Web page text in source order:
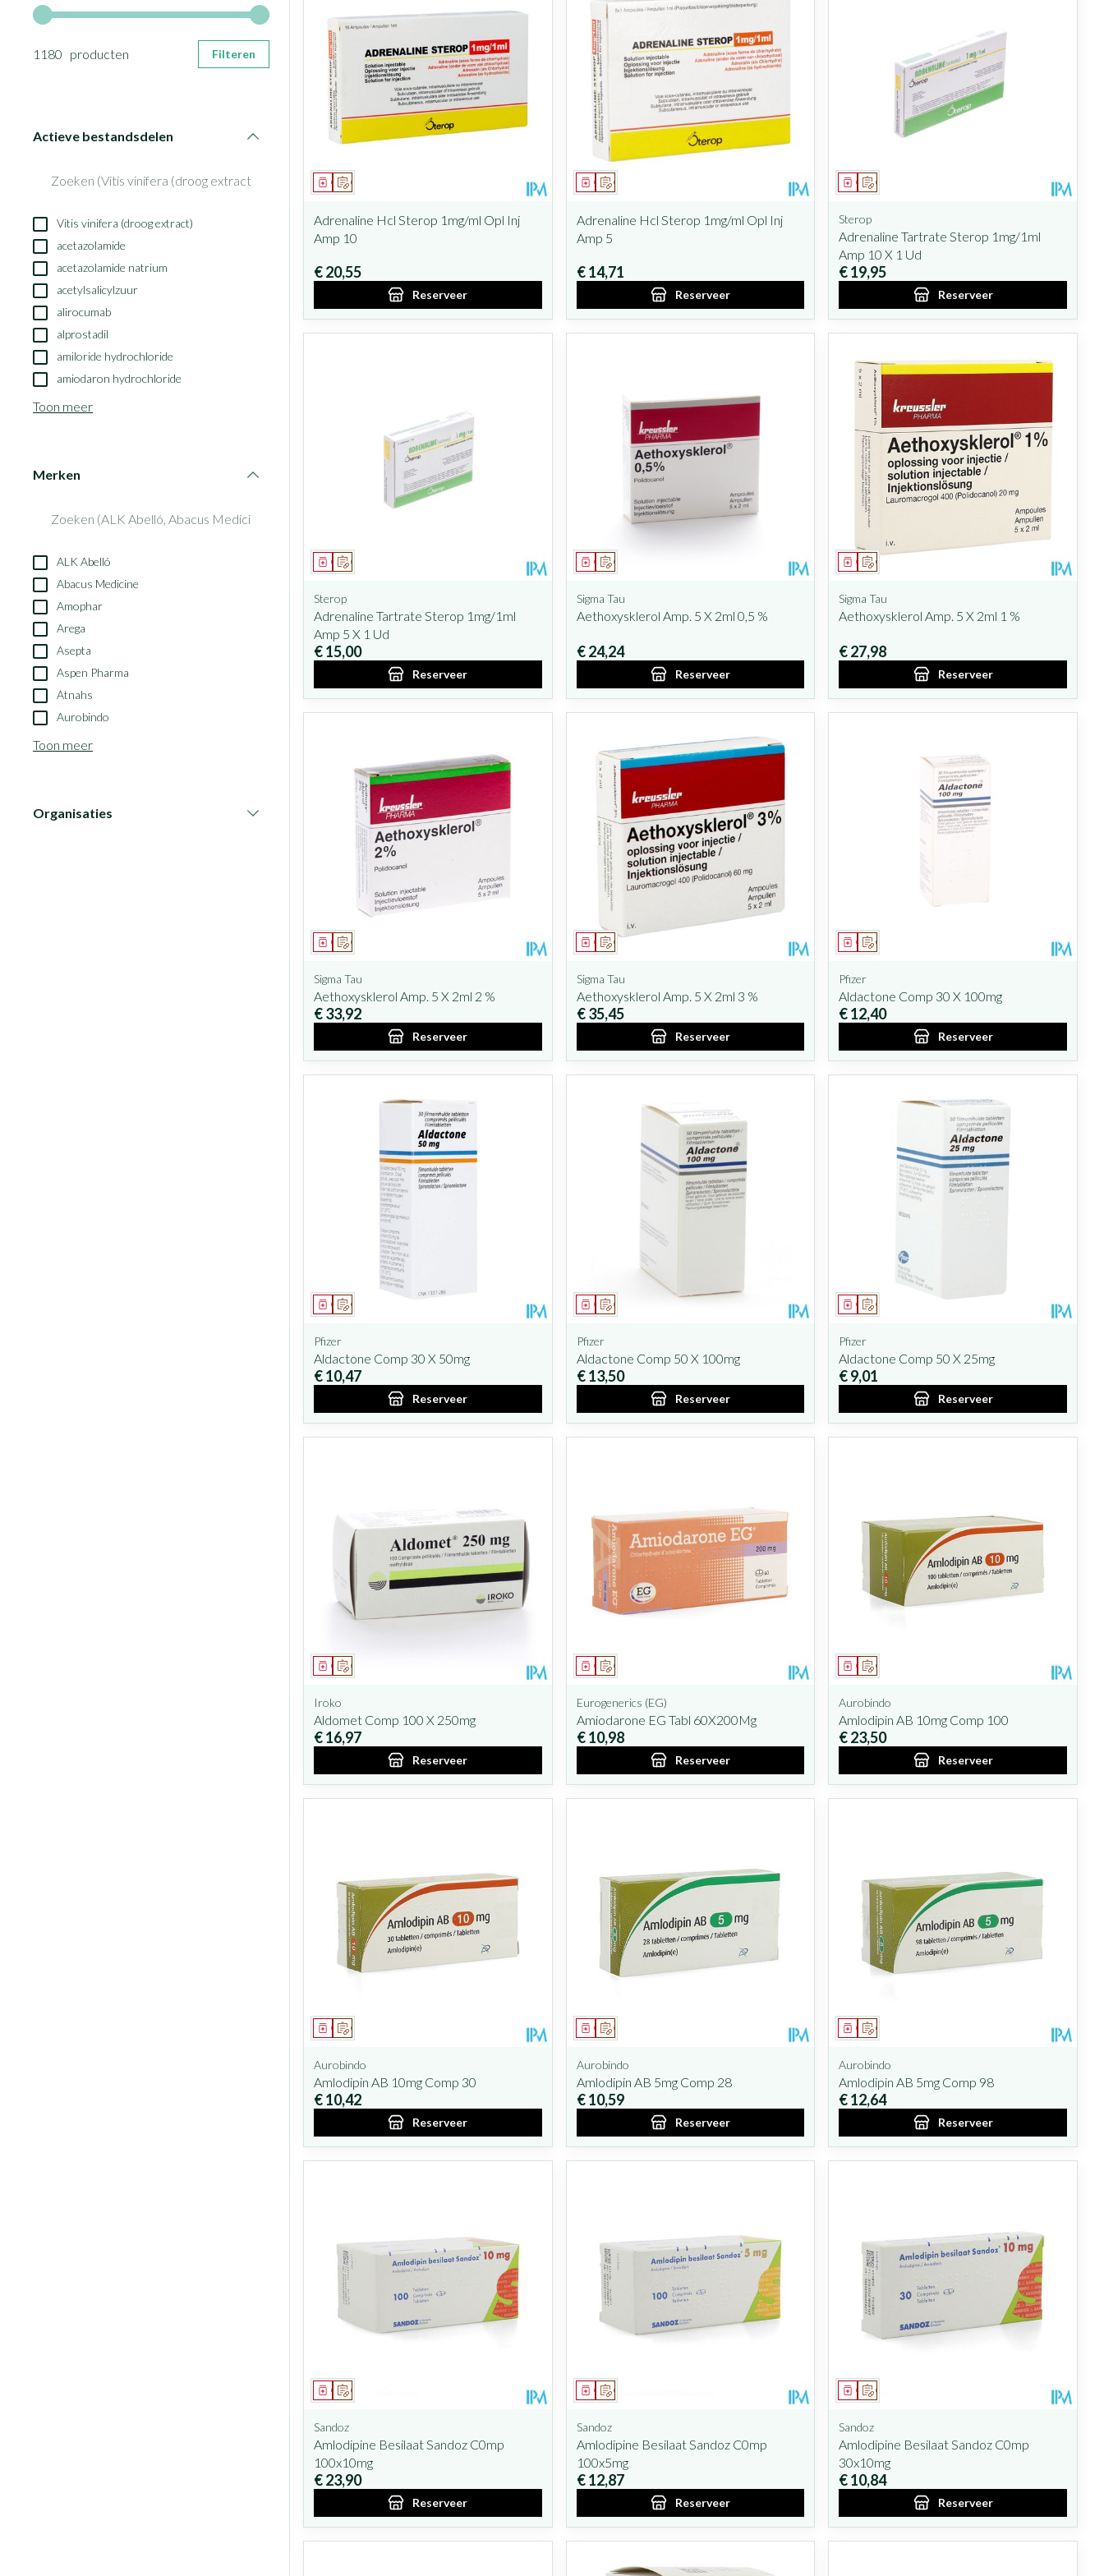
Gebruik de pijltjestoetsen links en rechts om de minimale en maximale prijswaarden aan te passen.
1180 producten Filteren
Actieve bestandsdelen
Vitis vinifera (droog extract)
acetazolamide
acetazolamide natrium
acetylsalicylzuur
alirocumab
alprostadil
amiloride hydrochloride
amiodaron hydrochloride
Toon meer
Merken
ALK Abelló
Abacus Medicine
Amophar
Arega
Asepta
Aspen Pharma
Atnahs
Aurobindo
Toon meer
Organisaties
Op voorschrift
Geneesmiddel
Adrenaline Hcl Sterop 1mg/ml Opl Inj
Amp 10
€ 20,55
Reserveer
Op voorschrift
Geneesmiddel
Adrenaline Hcl Sterop 1mg/ml Opl Inj
Amp 5
€ 14,71
Reserveer
Op voorschrift
Geneesmiddel
Sterop
Adrenaline Tartrate Sterop 1mg/1ml
Amp 10 X 1 Ud
€ 19,95
Reserveer
Op voorschrift
Geneesmiddel
Sterop
Adrenaline Tartrate Sterop 1mg/1ml
Amp 5 X 1 Ud
€ 15,00
Reserveer
Op voorschrift
Geneesmiddel
Sigma Tau
Aethoxysklerol Amp. 5 X 2ml 0,5 %
€ 24,24
Reserveer
Op voorschrift
Geneesmiddel
Sigma Tau
Aethoxysklerol Amp. 5 X 2ml 1 %
€ 27,98
Reserveer
Op voorschrift
Geneesmiddel
Sigma Tau
Aethoxysklerol Amp. 5 X 2ml 2 %
€ 33,92
Reserveer
Op voorschrift
Geneesmiddel
Sigma Tau
Aethoxysklerol Amp. 5 X 2ml 3 %
€ 35,45
Reserveer
Op voorschrift
Geneesmiddel
Pfizer
Aldactone Comp 30 X 100mg
€ 12,40
Reserveer
Op voorschrift
Geneesmiddel
Pfizer
Aldactone Comp 30 X 50mg
€ 10,47
Reserveer
Op voorschrift
Geneesmiddel
Pfizer
Aldactone Comp 50 X 100mg
€ 13,50
Reserveer
Op voorschrift
Geneesmiddel
Pfizer
Aldactone Comp 50 X 25mg
€ 9,01
Reserveer
Op voorschrift
Geneesmiddel
Iroko
Aldomet Comp 100 X 250mg
€ 16,97
Reserveer
Op voorschrift
Geneesmiddel
Eurogenerics (EG)
Amiodarone EG Tabl 60X200Mg
€ 10,98
Reserveer
Op voorschrift
Geneesmiddel
Aurobindo
Amlodipin AB 10mg Comp 100
€ 23,50
Reserveer
Op voorschrift
Geneesmiddel
Aurobindo
Amlodipin AB 10mg Comp 30
€ 10,42
Reserveer
Op voorschrift
Geneesmiddel
Aurobindo
Amlodipin AB 5mg Comp 28
€ 10,59
Reserveer
Op voorschrift
Geneesmiddel
Aurobindo
Amlodipin AB 5mg Comp 98
€ 12,64
Reserveer
Op voorschrift
Geneesmiddel
Sandoz
Amlodipine Besilaat Sandoz C0mp
100x10mg
€ 23,90
Reserveer
Op voorschrift
Geneesmiddel
Sandoz
Amlodipine Besilaat Sandoz C0mp
100x5mg
€ 12,87
Reserveer
Op voorschrift
Geneesmiddel
Sandoz
Amlodipine Besilaat Sandoz C0mp
30x10mg
€ 10,84
Reserveer